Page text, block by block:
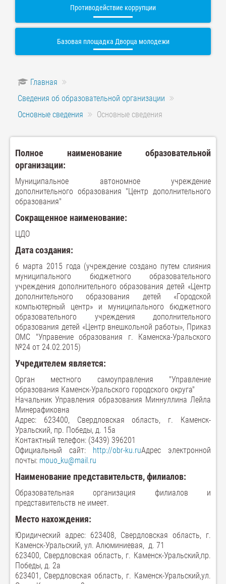
Противодействие коррупции
Базовая площадка Дворца молодежи
Главная
Сведения об образовательной организации
Основные сведения
Основные сведения
Полное наименование образовательной
организации:
Муниципальное автономное учреждение
дополнительного образования "Центр дополнительного
образования"
Сокращенное наименование:
ЦДО
Дата создания:
6 марта 2015 года (учреждение создано путем слияния
муниципального бюджетного образовательного
учреждения дополнительного образования детей «Центр
дополнительного образования детей «Городской
компьютерный центр» и муниципального бюджетного
образовательного учреждения дополнительного
образования детей «Центр внешкольной работы», Приказ
ОМС "Управение образования г. Каменска-Уральского
№24 от 24.02.2015)
Учредителем является:
Орган местного самоуправления "Управление
образования Каменск-Уральского городского округа"
Начальник Управления образования Миннуллина Лейла
Минерафиковна
Адрес: 623400, Свердловская область, г. Каменск-
Уральский, пр. Победы, д. 15а
Контактный телефон: (3439) 396201
Официальный сайт: http://obr-ku.ruАдрес электронной
почты: mouo_ku@mail.ru
Наименование представительств, филиалов:
Образовательная организация филиалов и
представительств не имеет.
Место нахождения:
Юридический адрес: 623408, Свердловская область, г.
Каменск-Уральский, ул. Алюминиевая, д. 71
623400, Свердловская область, г. Каменск-Уральский,пр.
Победы, д. 2а
623401, Свердловская область, г. Каменск-Уральский,ул.